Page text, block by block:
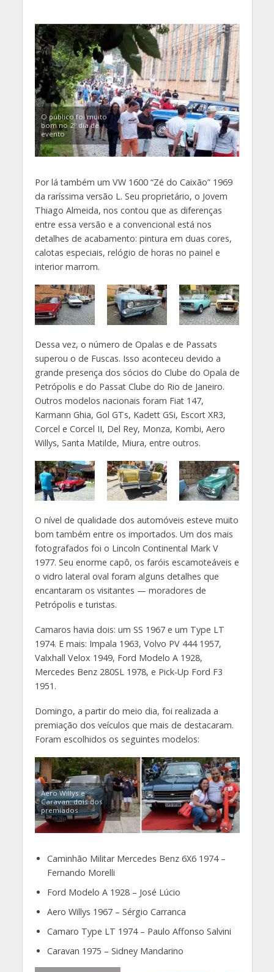
O público foi muito
bom no 2º dia de
evento
Por lá também um VW 1600 “Zé do Caixão” 1969
da raríssima versão L. Seu proprietário, o Jovem
Thiago Almeida, nos contou que as diferenças
entre essa versão e a convencional está nos
detalhes de acabamento: pintura em duas cores,
calotas especiais, relógio de horas no painel e
interior marrom.
Dessa vez, o número de Opalas e de Passats
superou o de Fuscas. Isso aconteceu devido a
grande presença dos sócios do Clube do Opala de
Petrópolis e do Passat Clube do Rio de Janeiro.
Outros modelos nacionais foram Fiat 147,
Karmann Ghia, Gol GTs, Kadett GSi, Escort XR3,
Corcel e Corcel II, Del Rey, Monza, Kombi, Aero
Willys, Santa Matilde, Miura, entre outros.
O nível de qualidade dos automóveis esteve muito
bom também entre os importados. Um dos mais
fotografados foi o Lincoln Continental Mark V
1977. Seu enorme capô, os faróis escamoteáveis e
o vidro lateral oval foram alguns detalhes que
encantaram os visitantes — moradores de
Petrópolis e turistas.
Camaros havia dois: um SS 1967 e um Type LT
1974. E mais: Impala 1963, Volvo PV 444 1957,
Valxhall Velox 1949, Ford Modelo A 1928,
Mercedes Benz 280SL 1978, e Pick-Up Ford F3
1951.
Domingo, a partir do meio dia, foi realizada a
premiação dos veículos que mais de destacaram.
Foram escolhidos os seguintes modelos:
Aero Willys e
Caravan: dois dos
premiados
Caminhão Militar Mercedes Benz 6X6 1974 –
Fernando Morelli
Ford Modelo A 1928 – José Lúcio
Aero Willys 1967 – Sérgio Carranca
Camaro Type LT 1974 – Paulo Affonso Salvini
Caravan 1975 – Sidney Mandarino